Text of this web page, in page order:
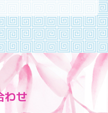
わせ